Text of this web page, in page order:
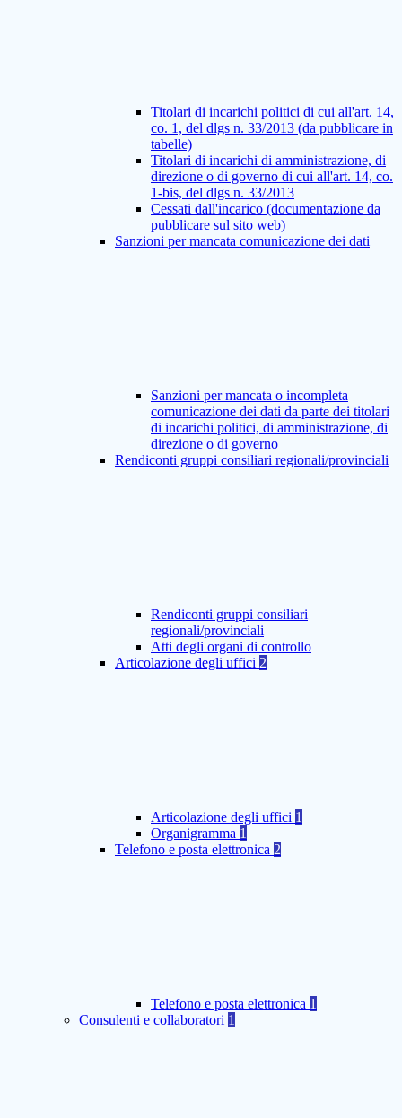
Titolari di incarichi politici di cui all'art. 14,
co. 1, del dlgs n. 33/2013 (da pubblicare in
tabelle)
Titolari di incarichi di amministrazione, di
direzione o di governo di cui all'art. 14, co.
1-bis, del dlgs n. 33/2013
Cessati dall'incarico (documentazione da
pubblicare sul sito web)
Sanzioni per mancata comunicazione dei dati
Sanzioni per mancata o incompleta
comunicazione dei dati da parte dei titolari
di incarichi politici, di amministrazione, di
direzione o di governo
Rendiconti gruppi consiliari regionali/provinciali
Rendiconti gruppi consiliari
regionali/provinciali
Atti degli organi di controllo
Articolazione degli uffici 2
Articolazione degli uffici 1
Organigramma 1
Telefono e posta elettronica 2
Telefono e posta elettronica 1
Consulenti e collaboratori 1